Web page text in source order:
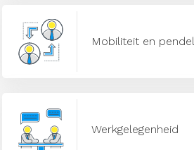
Mobiliteit en pendel
Werkgelegenheid